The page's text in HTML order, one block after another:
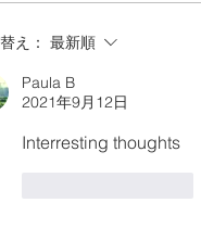
え： 最新順
Paula B
2021年9月12日
Interresting thoughts